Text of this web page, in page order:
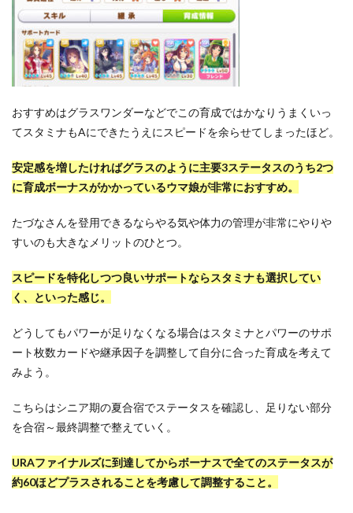
おすすめはグラスワンダーなどでこの育成ではかなりうまくいっ
てスタミナもAにできたうえにスピードを余らせてしまったほど。
安定感を増したければグラスのように主要3ステータスのうち2つ
に育成ボーナスがかかっているウマ娘が非常におすすめ。
たづなさんを登用できるならやる気や体力の管理が非常にやりや
すいのも大きなメリットのひとつ。
スピードを特化しつつ良いサポートならスタミナも選択してい
く、といった感じ。
どうしてもパワーが足りなくなる場合はスタミナとパワーのサポ
ート枚数カードや継承因子を調整して自分に合った育成を考えて
みよう。
こちらはシニア期の夏合宿でステータスを確認し、足りない部分
を合宿～最終調整で整えていく。
URAファイナルズに到達してからボーナスで全てのステータスが
約60ほどプラスされることを考慮して調整すること。